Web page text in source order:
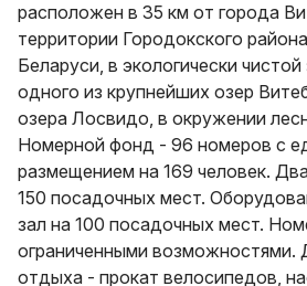
расположен в 35 км от города
территории Городокского
Беларуси, в экологически чистой
одного из крупнейших озер
озера Лосвидо, в окружении
Номерной фонд - 96 номеров с
размещением на 169 человек.
150 посадочных мест.
зал на 100 посадочных мест.
ограниченными возможностями.
отдыха - прокат велосипедов,